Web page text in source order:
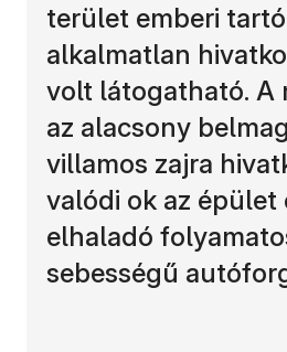
terület emberi
alkalmatlan
volt látogatható. A
az alacsony
villamos zajra
valódi ok az épület
elhaladó
sebességű